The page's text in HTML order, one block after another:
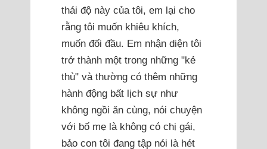
thái độ này của tôi, em lại cho
rằng tôi muốn khiêu khích,
muốn đối đầu. Em nhận diện tôi
trở thành một trong những "kẻ
thù" và thường có thêm những
hành động bất lịch sự như
không ngồi ăn cùng, nói chuyện
với bố mẹ là không có chị gái,
bảo con tôi đang tập nói là hét